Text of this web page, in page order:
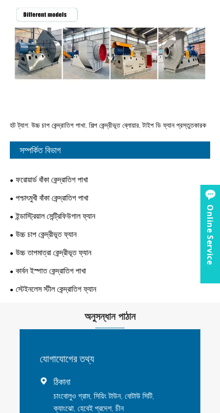
হট ট্যাগ: উচ্চ চাপ কেন্দ্রাতিগ পাখা, শিল্প কেন্দ্রীভূত ব্লোয়ার, টাইপ ডি ফ্যান প্রস্তুতকারক
সম্পর্কিত বিভাগ
ফরোয়ার্ড বাঁকা কেন্দ্রাতিগ পাখা
পশ্চাৎমুখী বাঁকা কেন্দ্রাতিগ পাখা
ইন্ডাস্ট্রিয়াল সেন্ট্রিফিউগাল ফ্যান
উচ্চ চাপ কেন্দ্রীভূত ফ্যান
উচ্চ তাপমাত্রা কেন্দ্রীভূত ফ্যান
কার্বন ইস্পাত কেন্দ্রাতিগ পাখা
স্টেইনলেস স্টীল কেন্দ্রাতিগ ফ্যান
অনুসন্ধান পাঠান
যোগাযোগের তথ্য
 ঠিকানা
চাংবোলুও গ্রাম, সিয়িং টাউন, বোটাউ সিটি,
ক্যাংঝো, হেবেই প্রদেশ, চীন
Online Service